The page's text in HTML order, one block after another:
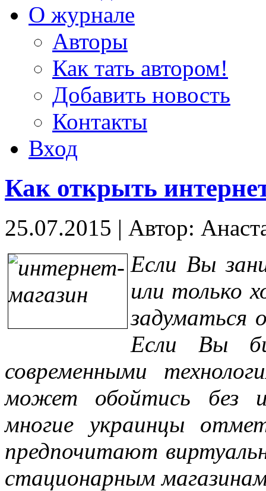
О журнале
Авторы
Как тать автором!
Добавить новость
Контакты
Вход
Как открыть
25.07.2015 | Автор:
Если Вы
или только
задуматься
Если Вы
современными
может обойтись без
многие украинцы
предпочитают
стационарным